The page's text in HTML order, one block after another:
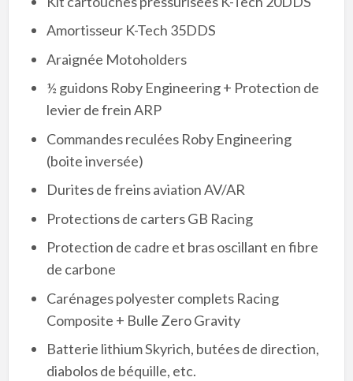
Amortisseur K-Tech 35DDS
Araignée Motoholders
½ guidons Roby Engineering + Protection de
levier de frein ARP
Commandes reculées Roby Engineering
(boite inversée)
Durites de freins aviation AV/AR
Protections de carters GB Racing
Protection de cadre et bras oscillant en fibre
de carbone
Carénages polyester complets Racing
Composite + Bulle Zero Gravity
Batterie lithium Skyrich, butées de direction,
diabolos de béquille, etc.